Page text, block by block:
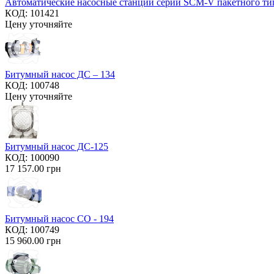
КОД: 101421
Цену уточняйте
Битумный насос ДС – 134
КОД: 100748
Цену уточняйте
Битумный насос ДС-125
КОД: 100090
17 157.00 грн
Битумный насос СО - 194
КОД: 100749
15 960.00 грн